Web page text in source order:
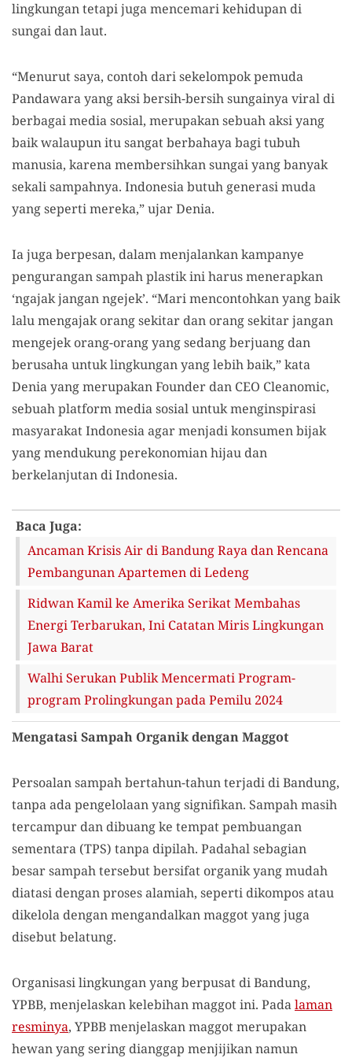
lingkungan tetapi juga mencemari kehidupan di
sungai dan laut.
“Menurut saya, contoh dari sekelompok pemuda
Pandawara yang aksi bersih-bersih sungainya viral di
berbagai media sosial, merupakan sebuah aksi yang
baik walaupun itu sangat berbahaya bagi tubuh
manusia, karena membersihkan sungai yang banyak
sekali sampahnya. Indonesia butuh generasi muda
yang seperti mereka,” ujar Denia.
Ia juga berpesan, dalam menjalankan kampanye
pengurangan sampah plastik ini harus menerapkan
‘ngajak jangan ngejek’. “Mari mencontohkan yang baik
lalu mengajak orang sekitar dan orang sekitar jangan
mengejek orang-orang yang sedang berjuang dan
berusaha untuk lingkungan yang lebih baik,” kata
Denia yang merupakan Founder dan CEO Cleanomic,
sebuah platform media sosial untuk menginspirasi
masyarakat Indonesia agar menjadi konsumen bijak
yang mendukung perekonomian hijau dan
berkelanjutan di Indonesia.
Baca Juga:
Ancaman Krisis Air di Bandung Raya dan Rencana
Pembangunan Apartemen di Ledeng
Ridwan Kamil ke Amerika Serikat Membahas
Energi Terbarukan, Ini Catatan Miris Lingkungan
Jawa Barat
Walhi Serukan Publik Mencermati Program-
program Prolingkungan pada Pemilu 2024
Mengatasi Sampah Organik dengan Maggot
Persoalan sampah bertahun-tahun terjadi di Bandung,
tanpa ada pengelolaan yang signifikan. Sampah masih
tercampur dan dibuang ke tempat pembuangan
sementara (TPS) tanpa dipilah. Padahal sebagian
besar sampah tersebut bersifat organik yang mudah
diatasi dengan proses alamiah, seperti dikompos atau
dikelola dengan mengandalkan maggot yang juga
disebut belatung.
Organisasi lingkungan yang berpusat di Bandung,
YPBB, menjelaskan kelebihan maggot ini. Padalaman
resminya, YPBB menjelaskan maggot merupakan
hewan yang sering dianggap menjijikan namun